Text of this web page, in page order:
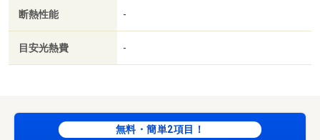
断熱性能 -
目安光熱費 -
無料・簡単2項目！